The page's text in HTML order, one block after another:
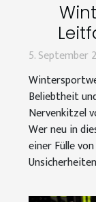
5. September
Beliebtheit
Nervenkitzel
Wer neu in
einer Fülle